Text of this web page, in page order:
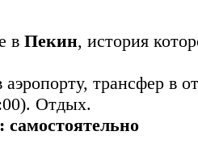
в Пекин, история
аэропорту, трансфер в
Отдых.
самостоятельно